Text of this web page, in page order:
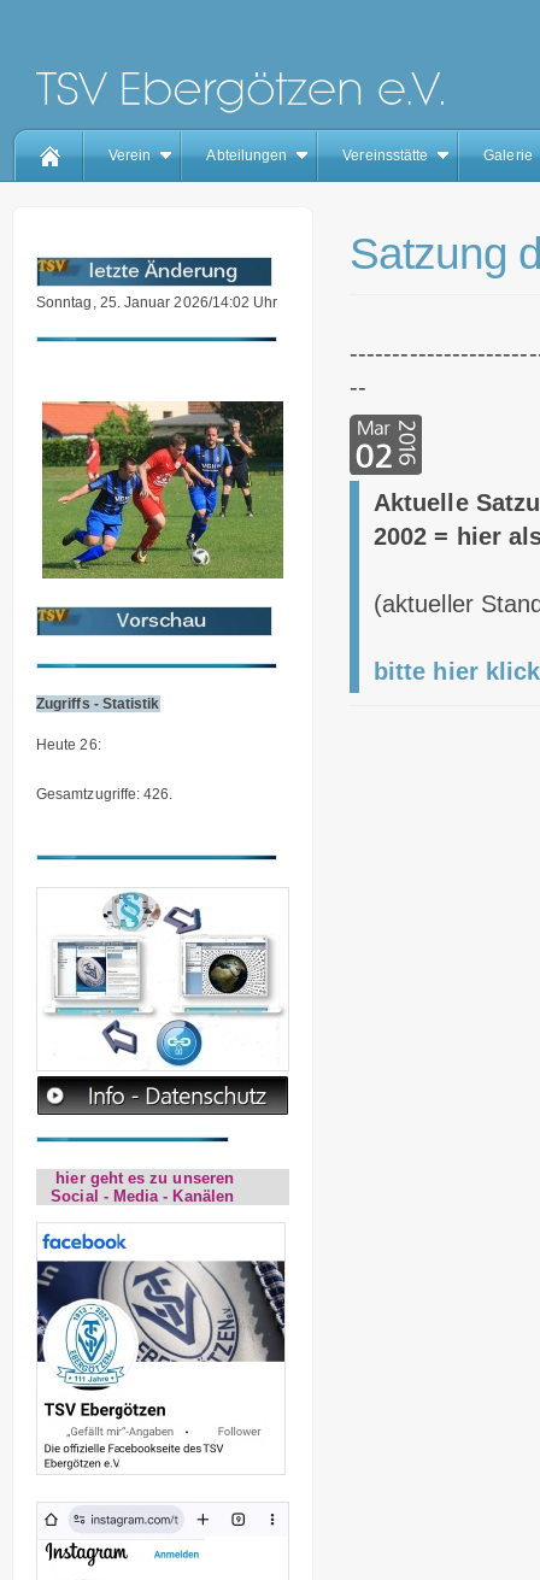
Verein Abteilungen Vereinsstätte Galerie
Sonntag, 25. Januar 2026/14:02 Uhr
Zugriffs - Statistik
Heute 26:
Gesamtzugriffe: 426.
hier geht es zu unseren
Social - Media - Kanälen
Satzung
--
Aktuelle
2002 = hier
(aktueller
bitte hier